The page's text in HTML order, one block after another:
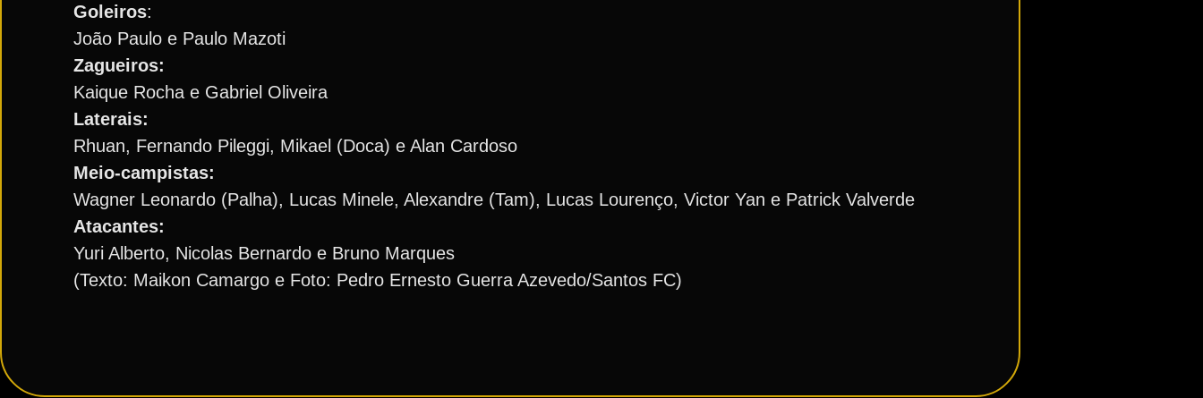
Goleiros:
João Paulo e Paulo Mazoti
Zagueiros:
Kaique Rocha e Gabriel Oliveira
Laterais:
Rhuan, Fernando Pileggi, Mikael (Doca) e Alan Cardoso
Meio-campistas:
Wagner Leonardo (Palha), Lucas Minele, Alexandre (Tam), Lucas Lourenço, Victor Yan e Patrick Valverde
Atacantes:
Yuri Alberto, Nicolas Bernardo e Bruno Marques
(Texto: Maikon Camargo e Foto: Pedro Ernesto Guerra Azevedo/Santos FC)